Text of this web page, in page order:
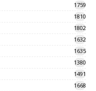
1759
1810
1802
1632
1635
1380
1491
1668